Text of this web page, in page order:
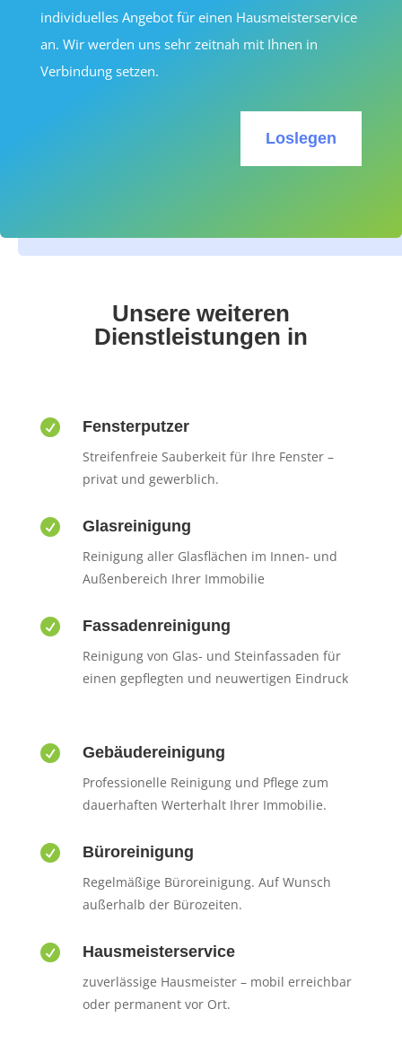
individuelles Angebot für einen Hausmeisterservice
an. Wir werden uns sehr zeitnah mit Ihnen in
Verbindung setzen.
Loslegen
Unsere weiteren
Dienstleistungen in
 Fensterputzer
Streifenfreie Sauberkeit für Ihre Fenster –
privat und gewerblich.
 Glasreinigung
Reinigung aller Glasflächen im Innen- und
Außenbereich Ihrer Immobilie
 Fassadenreinigung
Reinigung von Glas- und Steinfassaden für
einen gepflegten und neuwertigen Eindruck
 Gebäudereinigung
Professionelle Reinigung und Pflege zum
dauerhaften Werterhalt Ihrer Immobilie.
 Büroreinigung
Regelmäßige Büroreinigung. Auf Wunsch
außerhalb der Bürozeiten.
 Hausmeisterservice
zuverlässige Hausmeister – mobil erreichbar
oder permanent vor Ort.